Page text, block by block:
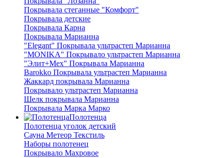
Покрывала стеганные "Комфорт"
Покрывала детские
Покрывала Карна
Покрывала Марианна
"Elegant" Покрывала ультрастеп Марианна
"MONIKA" Покрывало ультрастеп Марианна
"Элит+Мех" Покрывала Марианна
Barokko Покрывала ультрастеп Марианна
Жаккард покрывала Марианна
Покрывало ультрастеп Марианна
Шелк покрывала Марианна
Покрывала Марка Марко
Полотенца
Полотенца уголок детский
Сауна Метеор Текстиль
Наборы полотенец
Покрывало Махровое